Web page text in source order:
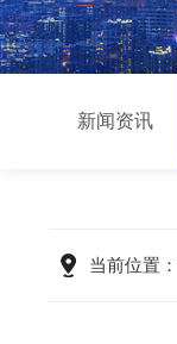
新闻资讯
当前位置：